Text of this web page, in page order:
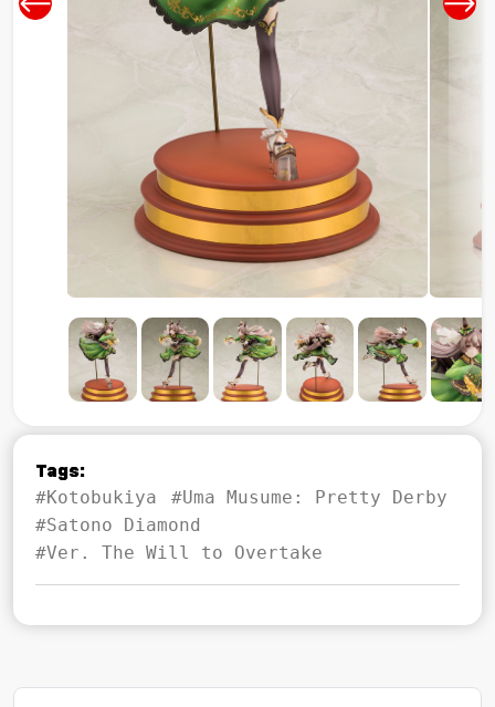
Tags:
#Kotobukiya
#Uma Musume: Pretty Derby
#Satono Diamond
#Ver. The Will to Overtake